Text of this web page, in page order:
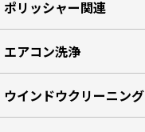
ポリッシャー関連
エアコン洗浄
ウインドウクリーニング